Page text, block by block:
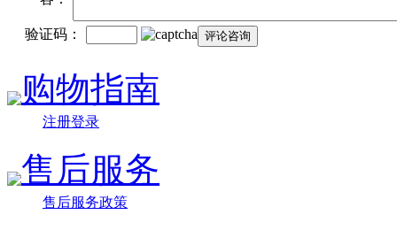
验证码：
购物指南
注册登录
售后服务
售后服务政策